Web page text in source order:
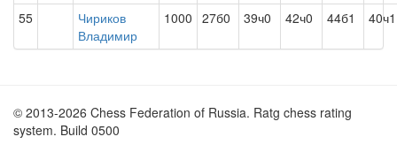
55
Чириков
Владимир
1000 27б0 39ч0 42ч0 44б1 40ч1
© 2013-2026 Chess Federation of Russia. Ratg chess rating
system. Build 0500